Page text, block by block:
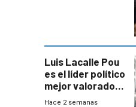
Luis Lacalle Pou
es el líder político
mejor valorado
del país, según
Hace 2 semanas